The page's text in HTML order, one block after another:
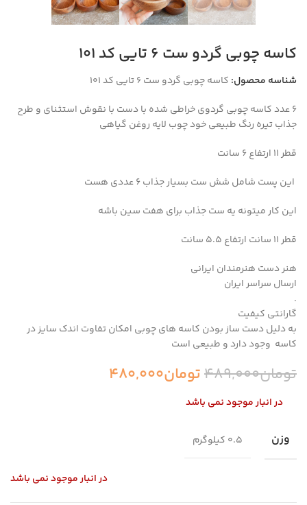
کاسه چوبی گردو ست ۶ تایی کد ۱۰۱
شناسه محصول: کاسه چوبی گردو ست ۶ تایی کد ۱۰۱
۶ عدد کاسه چوبی گردوی خراطی شده با دست با نقوش استثنای و طرح
جذاب تیره رنگ طبیعی خود چوب لایه روغن گیاهی
قطر ۱۱ ارتفاع ۶ سانت
این پست شامل شش ست بسیار جذاب ۶ عددی هست
این کار میتونه یه ست جذاب برای هفت سین باشه
قطر ۱۱ سانت ارتفاع ۵.۵ سانت
هنر دست هنرمندان ایرانی
ارسال سراسر ایران
.
گارانتی کیفیت
به دلیل دست ساز بودن کاسه های چوبی امکان تفاوت اندک سایز در
کاسه وجود دارد و طبیعی است
تومان489,000تومان480,000
در انبار موجود نمی باشد
وزن 0.5 کیلوگرم
در انبار موجود نمی باشد